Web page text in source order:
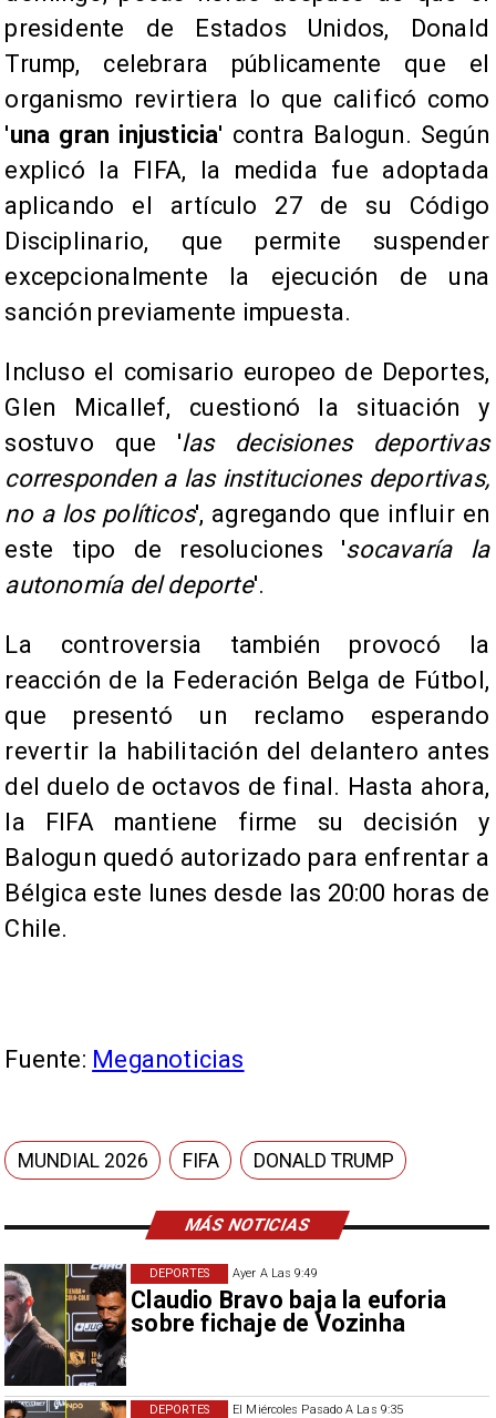
MÁS NOTICIAS
Ayer A Las 9:49
Claudio Bravo baja la euforia
sobre fichaje de Vozinha
DEPORTES
El Miércoles Pasado A Las 9:35
DEPORTES
presidente de Estados Unidos, Donald
Trump, celebrara públicamente que el
organismo revirtiera lo que calificó como
'una gran injusticia' contra Balogun. Según
explicó la FIFA, la medida fue adoptada
aplicando el artículo 27 de su Código
Disciplinario, que permite suspender
excepcionalmente la ejecución de una
sanción previamente impuesta.
Incluso el comisario europeo de Deportes,
Glen Micallef, cuestionó la situación y
sostuvo que 'las decisiones deportivas
corresponden a las instituciones deportivas,
no a los políticos', agregando que influir en
este tipo de resoluciones 'socavaría la
autonomía del deporte'.
La controversia también provocó la
reacción de la Federación Belga de Fútbol,
que presentó un reclamo esperando
revertir la habilitación del delantero antes
del duelo de octavos de final. Hasta ahora,
la FIFA mantiene firme su decisión y
Balogun quedó autorizado para enfrentar a
Bélgica este lunes desde las 20:00 horas de
Chile.
Fuente: Meganoticias
MUNDIAL 2026 FIFA DONALD TRUMP